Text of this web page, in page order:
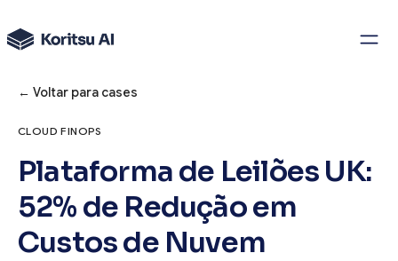
← Voltar para cases
CLOUD FINOPS
Plataforma de Leilões UK:
52% de Redução em
Custos de Nuvem